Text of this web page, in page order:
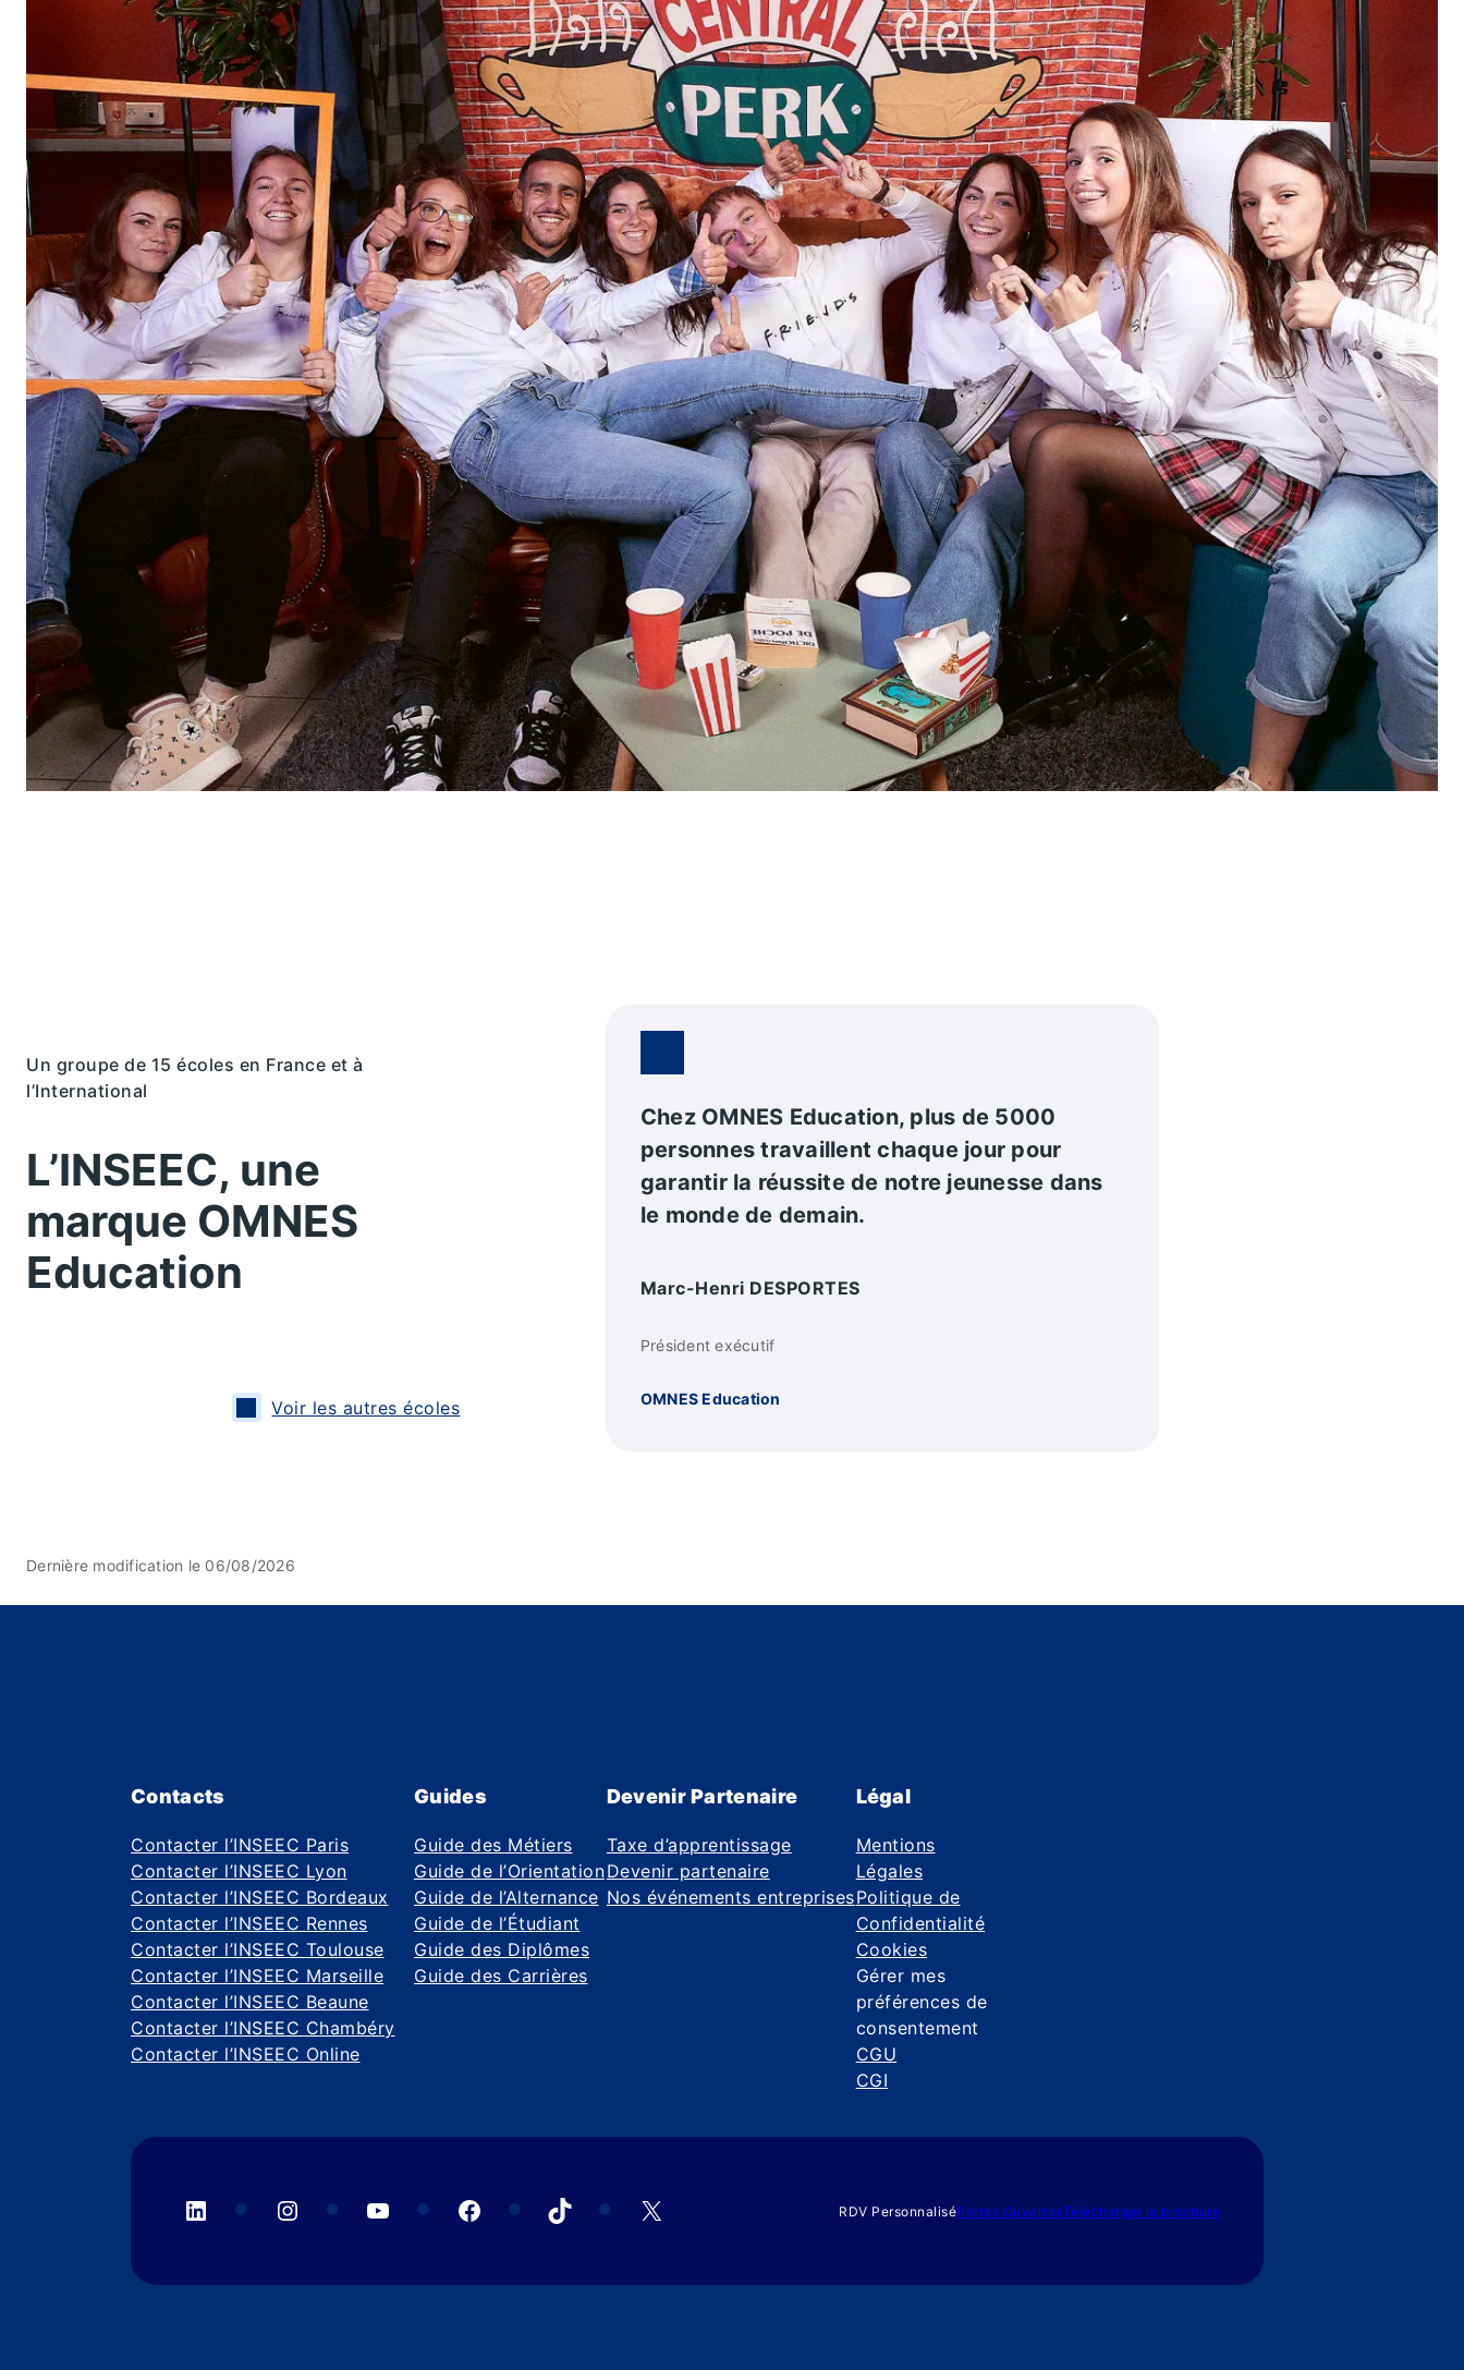
Un groupe de 15 écoles en France et à
l’International
L’INSEEC, une
marque OMNES
Education
Voir les autres écoles
Chez OMNES Education, plus de 5000
personnes travaillent chaque jour pour
garantir la réussite de notre jeunesse dans
le monde de demain.
Marc-Henri DESPORTES
Président exécutif
OMNES Education
Dernière modification le 06/08/2026
Contacts
Contacter l’INSEEC Paris
Contacter l’INSEEC Lyon
Contacter l’INSEEC Bordeaux
Contacter l’INSEEC Rennes
Contacter l’INSEEC Toulouse
Contacter l’INSEEC Marseille
Contacter l’INSEEC Beaune
Contacter l’INSEEC Chambéry
Contacter l’INSEEC Online
Guides
Guide des Métiers
Guide de l’Orientation
Guide de l’Alternance
Guide de l’Étudiant
Guide des Diplômes
Guide des Carrières
Devenir Partenaire
Taxe d’apprentissage
Devenir partenaire
Nos événements entreprises
Légal
Mentions
Légales
Politique de
Confidentialité
Cookies
Gérer mes
préférences de
consentement
CGU
CGI
LinkedInInstagramYouTubeFacebookTikTok X RDV PersonnaliséPortes OuvertesTélécharger la brochure